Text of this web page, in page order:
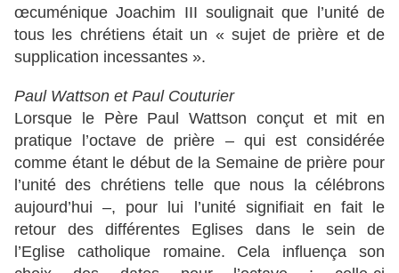
œcuménique Joachim III soulignait que l’unité de
tous les chrétiens était un « sujet de prière et de
supplication incessantes ».
Paul Wattson et Paul Couturier
Lorsque le Père Paul Wattson conçut et mit en
pratique l’octave de prière – qui est considérée
comme étant le début de la Semaine de prière pour
l’unité des chrétiens telle que nous la célébrons
aujourd’hui –, pour lui l’unité signifiait en fait le
retour des différentes Eglises dans le sein de
l’Eglise catholique romaine. Cela influença son